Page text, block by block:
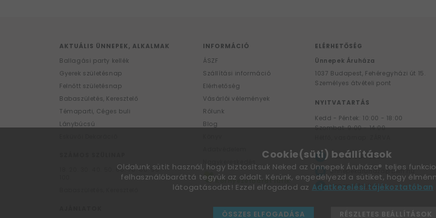
AKTUÁLIS ÜNNEPEK, ALKALMAK
Ballagási party kellék
Gyerek születésnap
Felnőtt születésnap
Babaszületés, Keresztelő
Témaparti, Céges buli
Lánybúcsú
60.70.80. 90.
INFORMÁCIÓ
ÁSZF
Szállítási információ
Elérhetőség
Vásárlói vélemények
Rólunk
Blog
Környezetbarát lufik
ELÉRHETŐSÉG
Ünnepek Áruháza
1037 Budapest, Fehéregyházi út 15.
Személyes átvételi pont
NYITVATARTÁS
Kedd - Péntek: 10:00 - 18:00
Szombat: 9:00 - 14:00
+36 30 984 6955
unnepekaruhaza@bwh.hu
UnnepekAruhaza
Cookie(süti) beállítások
Oldalunk sütit használ, hogy biztosítsuk Neked az Ünnepek Áruháza® teljes
felhasználóbaráttá tegyük az oldalt. Kérünk, engedélyezd a sütiket, hogy
látogatásodat! Ezzel elfogadod az Adatkezelési tájékoztatóban
ÖSSZES ELFOGADÁSA RÉSZLETES BEÁLLÍTÁSOK